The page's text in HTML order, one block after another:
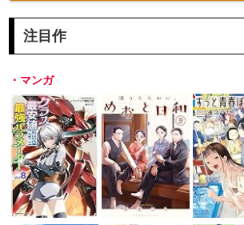
注目作
・マンガ